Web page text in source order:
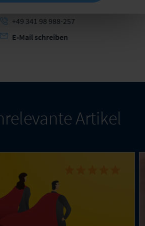
Leiterin Informationsprodukte
+49 341 98 988-257
E-Mail schreiben
Artikel